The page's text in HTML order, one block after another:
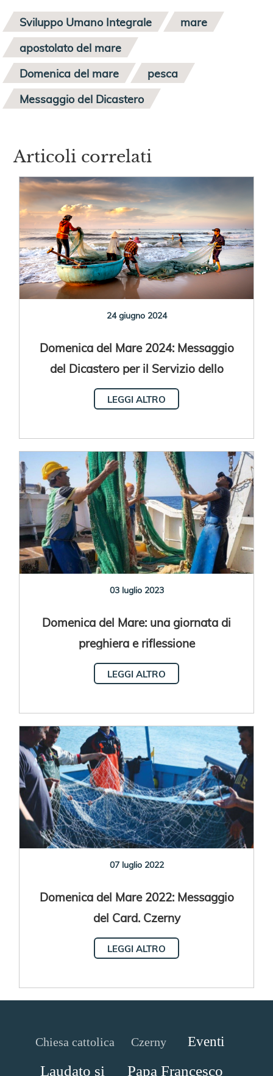
Sviluppo Umano Integrale
mare
apostolato del mare
Domenica del mare
pesca
Messaggio del Dicastero
Articoli correlati
24 giugno 2024
Domenica del Mare 2024: Messaggio
del Dicastero per il Servizio dello
Sviluppo Umano Integrale
LEGGI ALTRO
03 luglio 2023
Domenica del Mare: una giornata di
preghiera e riflessione
LEGGI ALTRO
07 luglio 2022
Domenica del Mare 2022: Messaggio
del Card. Czerny
LEGGI ALTRO
Chiesa cattolica Czerny Eventi
Laudato si
Papa Francesco